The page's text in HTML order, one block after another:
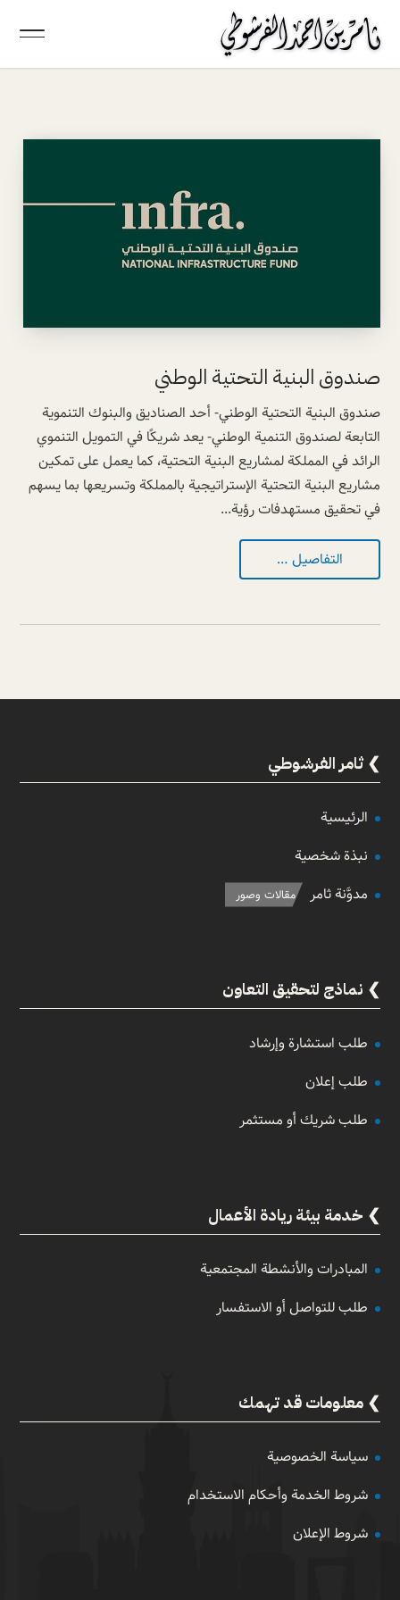
صندوق البنية التحتية الوطني
صندوق البنية التحتية الوطني- أحد الصناديق والبنوك التنموية
التابعة لصندوق التنمية الوطني- يعد شريكًا في التمويل التنموي
الرائد في المملكة لمشاريع البنية التحتية، كما يعمل على تمكين
مشاريع البنية التحتية الإستراتيجية بالمملكة وتسريعها بما يسهم
في تحقيق مستهدفات رؤية...
التفاصيل …
ثامر الفرشوطي
الرئيسية
نبذة شخصية
مدوَّنة ثامر
مقالات وصور
نماذج لتحقيق التعاون
طلب استشارة وإرشاد
طلب إعلان
طلب شريك أو مستثمر
خدمة بيئة ريادة الأعمال
المبادرات والأنشطة المجتمعية
طلب للتواصل أو الاستفسار
معلومات قد تهمك
سياسة الخصوصية
شروط الخدمة وأحكام الاستخدام
شروط الإعلان